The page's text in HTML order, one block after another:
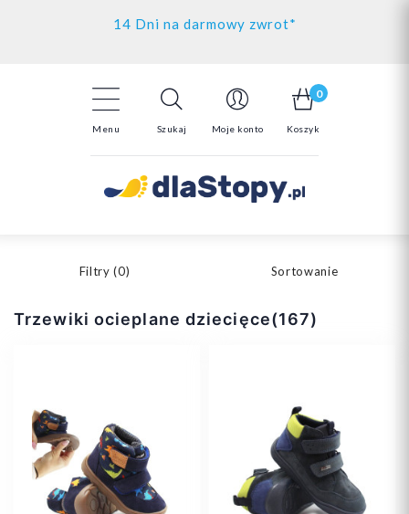
Kontakt
Darmowa dostawa powyżej 150zł
14 Dni na darmowy zwrot*
Menu Szukaj Moje konto
0
Koszyk
Filtry (0) Sortowanie
Trzewiki ocieplane dziecięce(167)